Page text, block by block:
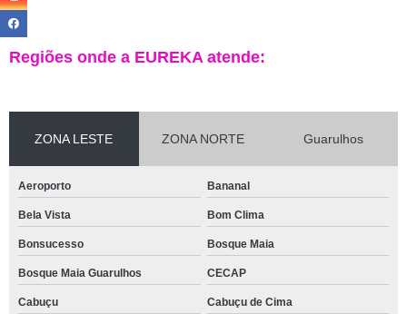
Regiões onde a EUREKA atende:
ZONA LESTE ZONA NORTE Guarulhos
Aeroporto Bananal
Bela Vista Bom Clima
Bonsucesso Bosque Maia
Bosque Maia Guarulhos CECAP
Cabuçu Cabuçu de Cima